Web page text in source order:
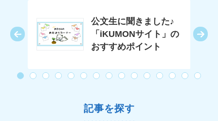
公文生に聞きました♪
「iKUMONサイト」の
おすすめポイント
記事を探す